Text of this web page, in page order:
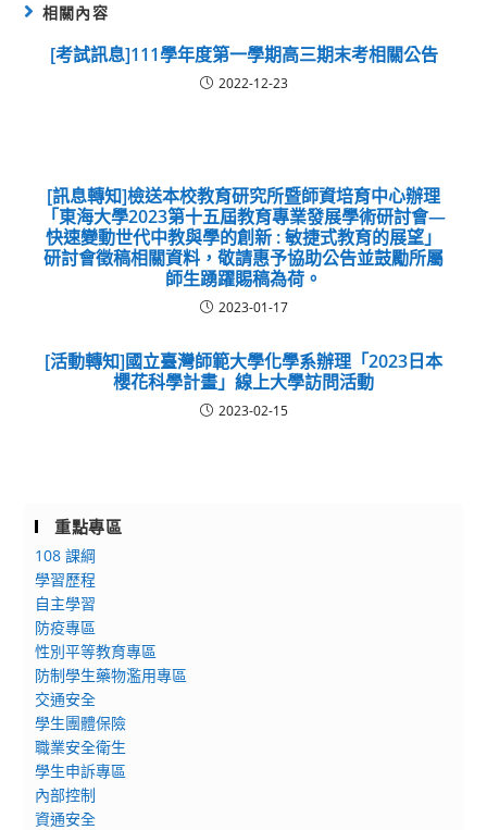
相關內容
[考試訊息]111學年度第一學期高三期末考相關公告
2022-12-23
[訊息轉知]檢送本校教育研究所暨師資培育中心辦理
「東海大學2023第十五屆教育專業發展學術研討會—
快速變動世代中教與學的創新 : 敏捷式教育的展望」
研討會徵稿相關資料，敬請惠予協助公告並鼓勵所屬
師生踴躍賜稿為荷。
2023-01-17
[活動轉知]國立臺灣師範大學化學系辦理「2023日本
櫻花科學計畫」線上大學訪問活動
2023-02-15
重點專區
108 課綱
學習歷程
自主學習
防疫專區
性別平等教育專區
防制學生藥物濫用專區
交通安全
學生團體保險
職業安全衛生
學生申訴專區
內部控制
資通安全